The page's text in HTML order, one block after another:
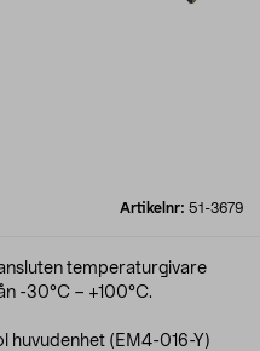
Artikelnr: 51-3679
temperaturgivare
-30°C – +100°C.
huvudenhet (EM4-016-Y)